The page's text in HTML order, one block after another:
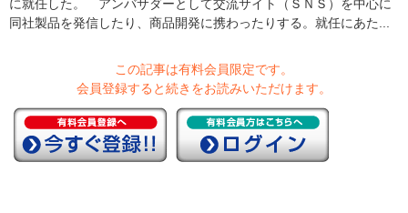
に就任した。 アンバサダーとして交流サイト（ＳＮＳ）を中心に
同社製品を発信したり、商品開発に携わったりする。就任にあた...
この記事は有料会員限定です。
会員登録すると続きをお読みいただけます。